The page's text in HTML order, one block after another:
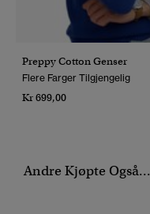
Preppy Cotton Genser
Flere Farger Tilgjengelig
Kr 699,00
Andre Kjøpte Også...